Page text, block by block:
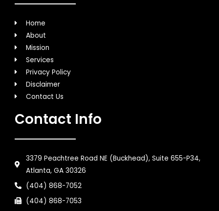
Home
About
Mission
Services
Privacy Policy
Disclaimer
Contact Us
Contact Info
3379 Peachtree Road NE (Buckhead), Suite 655-P34,
Atlanta, GA 30326
(404) 868-7052
(404) 868-7053